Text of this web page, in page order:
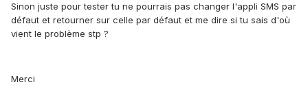
Sinon juste pour tester tu ne pourrais pas changer l'appli SMS par
défaut et retourner sur celle par défaut et me dire si tu sais d'où
vient le problème stp ?
Merci